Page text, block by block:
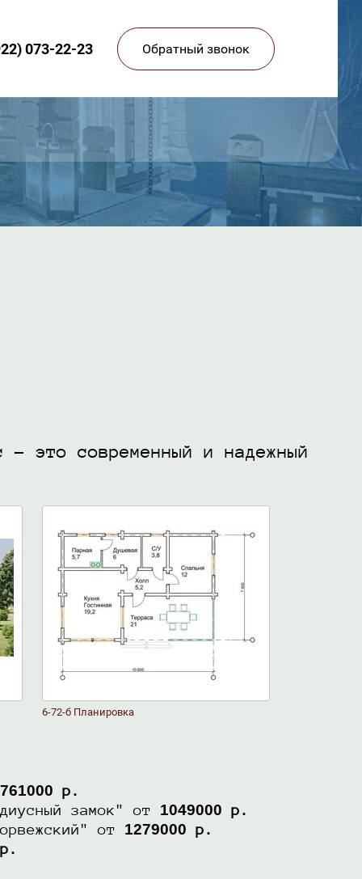
073-22-23 Обратный звонок
– это современный и надежный
6-72-б Планировка
761000 р.
замок" от 1049000 р.
от 1279000 р.